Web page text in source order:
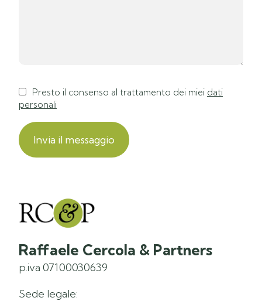
Presto il consenso al trattamento dei miei dati
personali
Raffaele Cercola & Partners
p.iva 07100030639
Sede legale: